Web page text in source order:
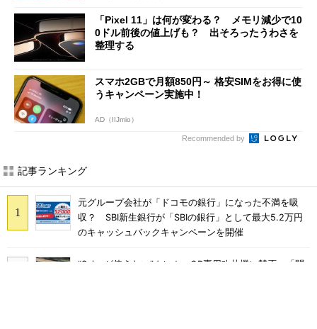
「Pixel 11」は何が変わる？ メモリ減少で10
0ドル前後の値上げも？ 出そろったうわさを
整理する
スマホ2GBで月額850円～ 格安SIMをお得に使
うキャンペーン実施中！
AD（IIJmio）
Recommended by
記事ランキング
元グループ会社が「ドコモの銀行」になった不満を吸
収？ SBI新生銀行が「SBIの銀行」として最大5.2万円
のキャッシュバックキャンペーンを開催
“Suicaが使えない”クレカ・QR専用改札機に賛否 「問